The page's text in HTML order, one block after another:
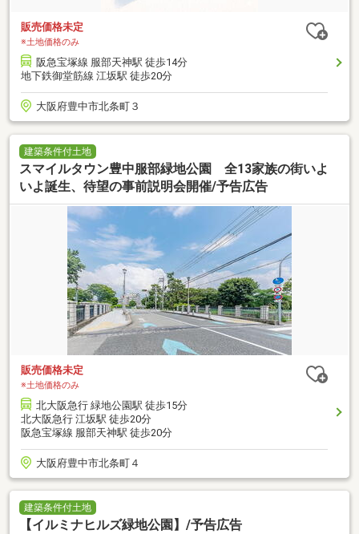
販売価格未定
※土地価格のみ
阪急宝塚線 服部天神駅 徒歩14分
地下鉄御堂筋線 江坂駅 徒歩20分
大阪府豊中市北条町３
建築条件付土地
スマイルタウン豊中服部緑地公園 全13家族の街いよ
いよ誕生、待望の事前説明会開催/予告広告
販売価格未定
※土地価格のみ
北大阪急行 緑地公園駅 徒歩15分
北大阪急行 江坂駅 徒歩20分
阪急宝塚線 服部天神駅 徒歩20分
大阪府豊中市北条町４
建築条件付土地
【イルミナヒルズ緑地公園】/予告広告